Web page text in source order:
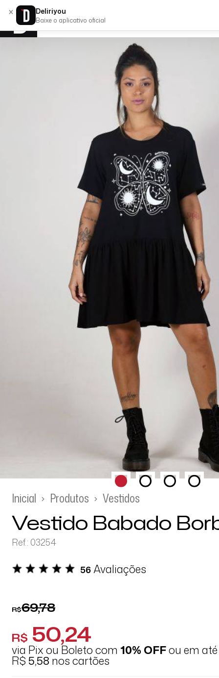
Inicial Produtos Vestidos
Vestido Babado
Ref.: 03254
56Avaliações
R$69,78
R$ 50,24
via Pix ou Boleto com 10% OFFou em
R$ 5,58 nos cartões
× Deliriyou
Baixe o aplicativo oficial